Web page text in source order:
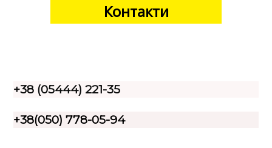
Контакти
+38 (05444) 221-35
+38(050) 778-05-94